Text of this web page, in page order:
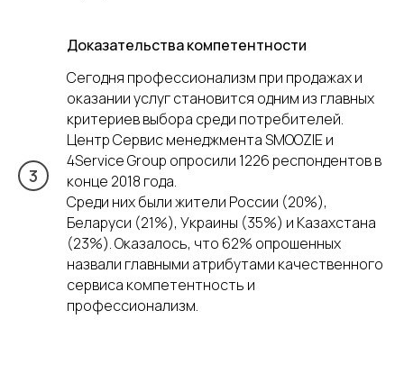
Доказательства компетентности
Сегодня профессионализм при продажах и
оказании услуг становится одним из главных
критериев выбора среди потребителей.
Центр Сервис менеджмента SMOOZIE и
4Service Group опросили 1226 респондентов в
конце 2018 года.
Среди них были жители России (20%),
Беларуси (21%), Украины (35%) и Казахстана
(23%). Оказалось, что 62% опрошенных
назвали главными атрибутами качественного
сервиса компетентность и
профессионализм.